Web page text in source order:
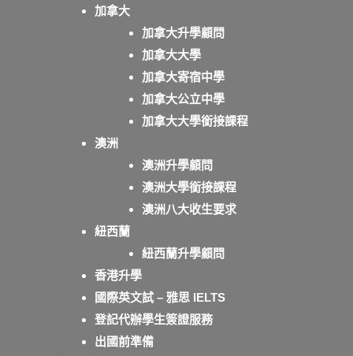
加拿大
加拿大升學顧問
加拿大大學
加拿大寄宿中學
加拿大公立中學
加拿大大學銜接課程
澳洲
澳洲升學顧問
澳洲大學銜接課程
澳洲八大收生要求
紐西蘭
紐西蘭升學顧問
香港升學
國際英文試 – 雅思 IELTS
登記代辦學生簽證服務
出國前準備